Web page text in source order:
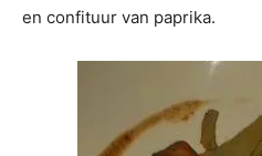
en confituur van paprika.